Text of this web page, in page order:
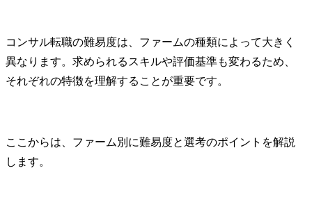
コンサル転職の難易度は、ファームの種類によって大きく
異なります。求められるスキルや評価基準も変わるため、
それぞれの特徴を理解することが重要です。
ここからは、ファーム別に難易度と選考のポイントを解説
します。